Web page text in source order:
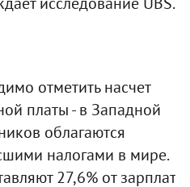
отметить насчет
платы - в Западной
облагаются
налогами в мире.
27,6% от зарплат